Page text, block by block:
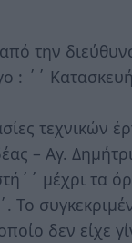
την
: ΄΄
τεχνικών
– Αγ.
μέχρι τα
Το
δεν είχε